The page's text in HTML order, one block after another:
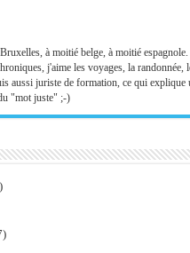
à moitié belge, à moitié
j'aime les voyages, la randonnée,
aussi juriste de formation, ce qui explique
"mot juste" ;-)